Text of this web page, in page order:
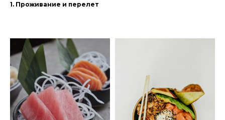
1. Проживание и перелет